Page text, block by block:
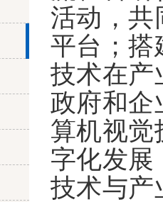
活动，共
平台；搭
技术在产
政府和企
算机视觉
字化发展
技术与产